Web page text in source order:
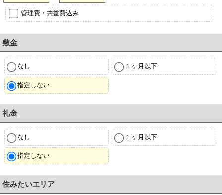
管理費・共益費込み
敷金
なし １ヶ月以下
指定しない
礼金
なし １ヶ月以下
指定しない
住みたいエリア